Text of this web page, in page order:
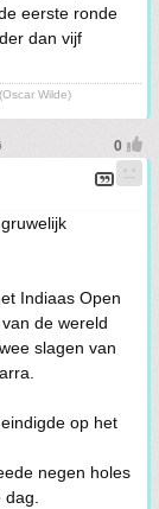
eerste ronde
dan vijf
Wilde)
Indiaas Open
de wereld
slagen van
op het
negen holes